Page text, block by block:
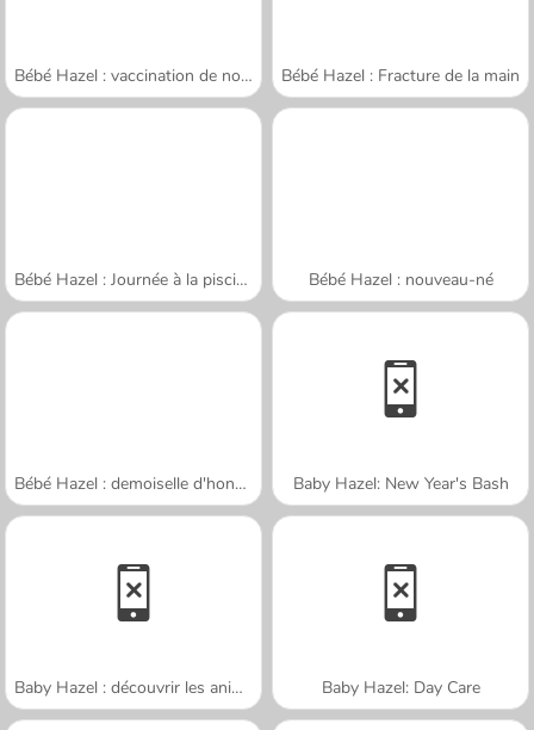
Bébé Hazel : vaccination de nouveau-né Bébé Hazel : Fracture de la main
Bébé Hazel : Journée à la piscine Bébé Hazel : nouveau-né
Bébé Hazel : demoiselle d'honneur Baby Hazel: New Year's Bash
Baby Hazel : découvrir les animaux Baby Hazel: Day Care